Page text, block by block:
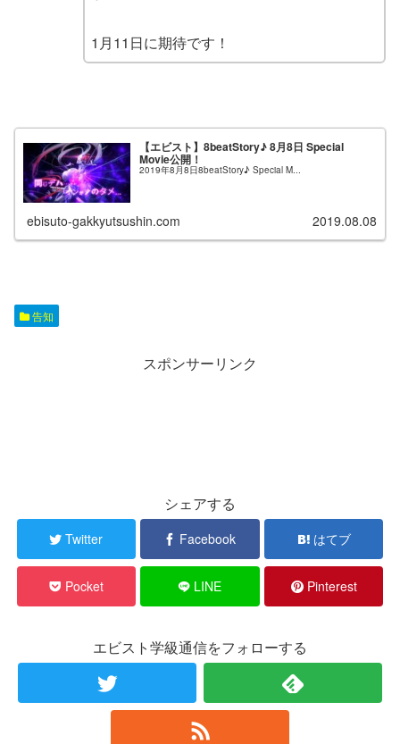
1月11日に期待です！
【エビスト】8beatStory♪ 8月8日 Special
Movie公開！
2019年8月8日8beatStory♪ Special M...
ebisuto-gakkyutsushin.com 2019.08.08
告知
スポンサーリンク
シェアする
Twitter Facebook はてブ
Pocket LINE Pinterest
エビスト学級通信をフォローする